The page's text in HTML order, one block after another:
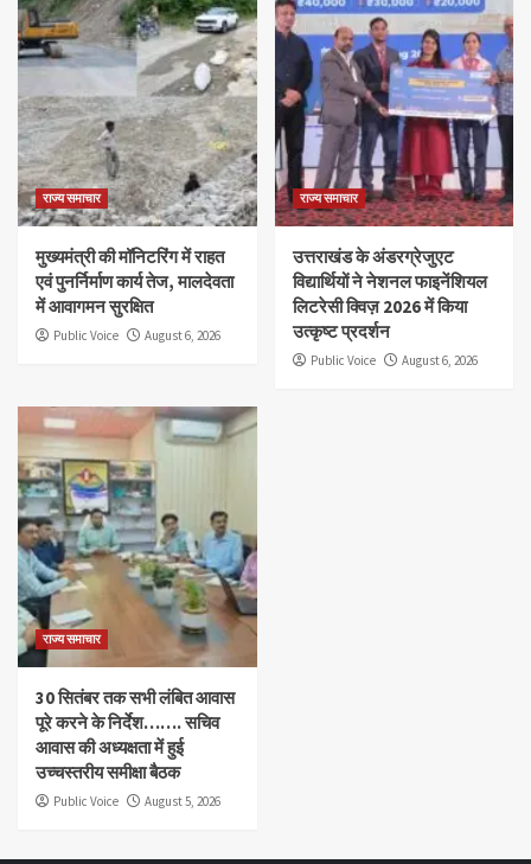
राज्य समाचार
मुख्यमंत्री की मॉनिटरिंग में राहत
एवं पुनर्निर्माण कार्य तेज, मालदेवता
में आवागमन सुरक्षित
Public Voice August 6, 2026
राज्य समाचार
उत्तराखंड के अंडरग्रेजुएट
विद्यार्थियों ने नेशनल फाइनेंशियल
लिटरेसी क्विज़ 2026 में किया
उत्कृष्ट प्रदर्शन
Public Voice August 6, 2026
राज्य समाचार
30 सितंबर तक सभी लंबित आवास
पूरे करने के निर्देश……. सचिव
आवास की अध्यक्षता में हुई
उच्चस्तरीय समीक्षा बैठक
Public Voice August 5, 2026